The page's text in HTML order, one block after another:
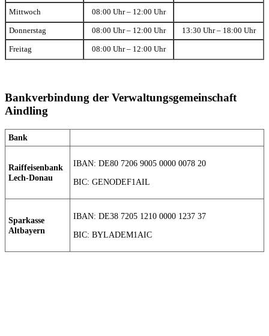
Mittwoch 08:00 Uhr – 12:00 Uhr
Donnerstag 08:00 Uhr – 12:00 Uhr 13:30 Uhr – 18:00 Uhr
Freitag 08:00 Uhr – 12:00 Uhr
Bankverbindung der Verwaltungsgemeinschaft
Aindling
Bank
Raiffeisenbank
Lech-Donau
IBAN: DE80 7206 9005 0000 0078 20
BIC: GENODEF1AIL
Sparkasse
Altbayern
IBAN: DE38 7205 1210 0000 1237 37
BIC: BYLADEM1AIC